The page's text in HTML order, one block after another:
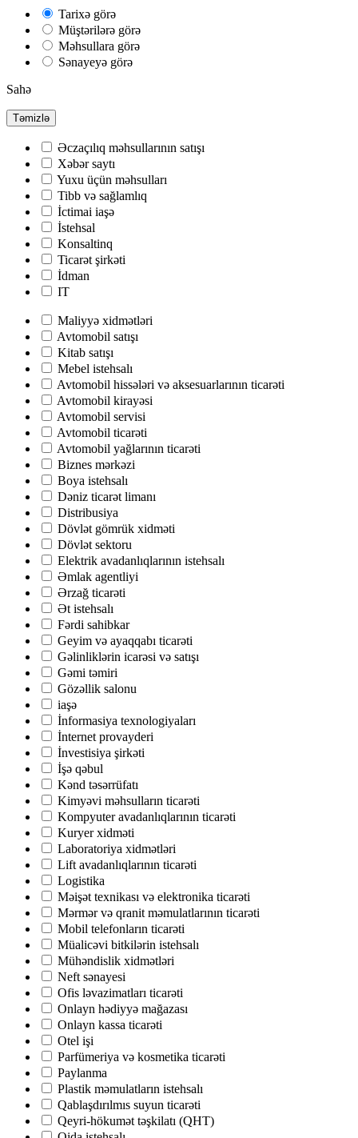
Tarixə görə
Müştərilərə görə
Məhsullara görə
Sənayeyə görə
Sahə
Təmizlə
Əczaçılıq məhsullarının satışı
Хəbər saytı
Yuxu üçün məhsulları
Tibb və sağlamlıq
İctimai iaşə
İstehsal
Konsaltinq
Ticarət şirkəti
İdman
IT
Maliyyə xidmətləri
Avtomobil satışı
Kitab satışı
Mebel istehsalı
Avtomobil hissələri və aksesuarlarının ticarəti
Avtomobil kirayəsi
Avtomobil servisi
Avtomobil ticarəti
Avtomobil yağlarının ticarəti
Biznes mərkəzi
Boya istehsalı
Dəniz ticarət limanı
Distribusiya
Dövlət gömrük xidməti
Dövlət sektoru
Elektrik avadanlıqlarının istehsalı
Əmlak agentliyi
Ərzağ ticarəti
Ət istehsalı
Fərdi sahibkar
Geyim və ayaqqabı ticarəti
Gəlinliklərin icarəsi və satışı
Gəmi təmiri
Gözəllik salonu
iaşə
İnformasiya texnologiyaları
İnternet provayderi
İnvestisiya şirkəti
İşə qəbul
Kənd təsərrüfatı
Kimyəvi məhsulların ticarəti
Kompyuter avadanlıqlarının ticarəti
Kuryer xidməti
Laboratoriya xidmətləri
Lift avadanlıqlarının ticarəti
Logistika
Məişət texnikası və elektronika ticarəti
Mərmər və qranit məmulatlarının ticarəti
Mobil telefonların ticarəti
Müalicəvi bitkilərin istehsalı
Mühəndislik xidmətləri
Neft sənayesi
Ofis ləvazimatları ticarəti
Onlayn hədiyyə mağazası
Onlayn kassa ticarəti
Otel işi
Parfümeriya və kosmetika ticarəti
Paylanma
Plastik məmulatların istehsalı
Qablaşdırılmıs suyun ticarəti
Qeyri-hökumət təşkilatı (QHT)